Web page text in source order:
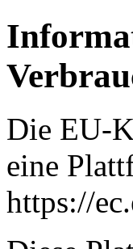
Die EU-
eine
https://